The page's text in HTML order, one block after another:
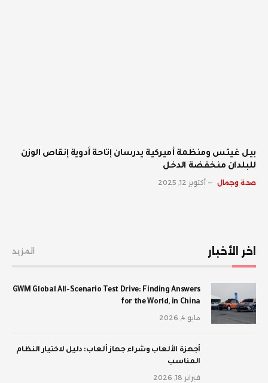
بيل غيتس ومنظمة أميركية يدرسان إتاحة أدوية إنقاص الوزن
للبلدان منخفضة الدخل
صحة وجمال أكتوبر 12, 2025
اخر الأخبار المزيد
GWM Global All-Scenario Test Drive: Finding Answers
for the World, in China
مايو 4, 2026
أجهزة الألعاب وشراء جهاز ألعاب: دليل لاختيار النظام
المناسب
فبراير 18, 2026